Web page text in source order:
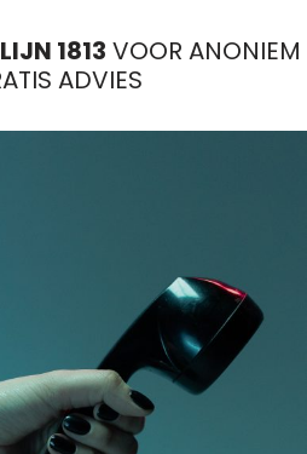
1813 VOOR ANONIEM
ADVIES